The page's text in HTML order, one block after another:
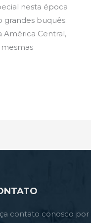
nesta época
grandes buquês.
América Central,
contato conosco por